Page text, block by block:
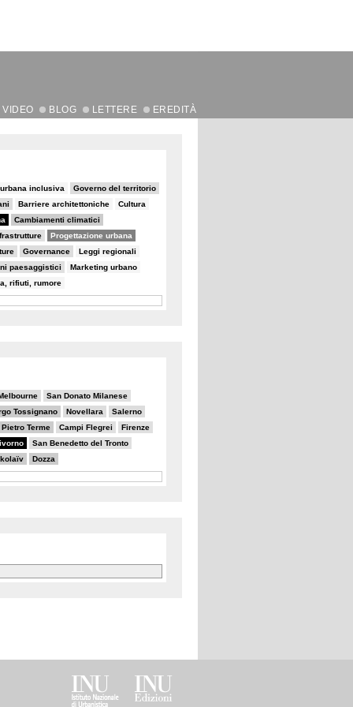
VIDEO BLOG LETTERE EREDITÀ
inclusiva Governo del territorio
Barriere architettoniche Cultura
Cambiamenti climatici
Progettazione urbana
Governance Leggi regionali
paesaggistici Marketing urbano
rifiuti, rumore
San Donato Milanese
Tossignano Novellara Salerno
Terme Campi Flegrei Firenze
San Benedetto del Tronto
Dozza